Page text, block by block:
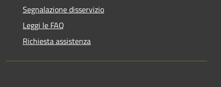
Segnalazione disservizio
Leggi le FAQ
Richiesta assistenza